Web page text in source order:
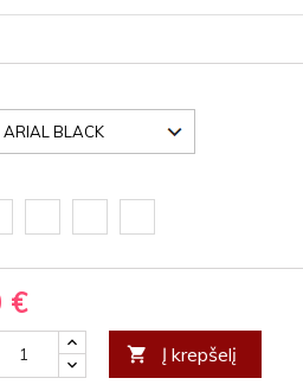
latte
HDF
fanera
€
 Į krepšelį